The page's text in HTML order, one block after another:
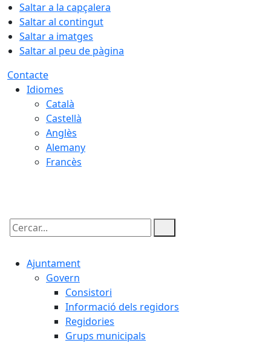
Saltar a la capçalera
Saltar al contingut
Saltar a imatges
Saltar al peu de pàgina
Contacte
Idiomes
Català
Castellà
Anglès
Alemany
Francès
Cercar:
Ajuntament
Govern
Consistori
Informació dels regidors
Regidories
Grups municipals